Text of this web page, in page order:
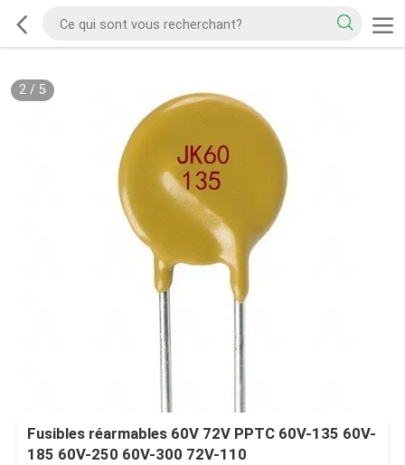
2/ 5
Fusibles réarmables 60V 72V PPTC 60V-135 60V-
185 60V-250 60V-300 72V-110